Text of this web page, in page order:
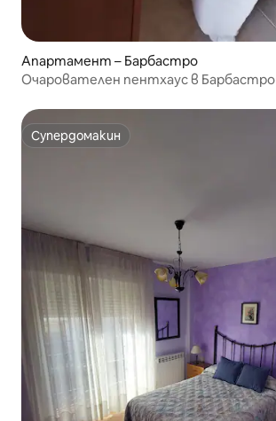
Апартамент – Барбастро
Очарователен пентхаус в Барбастро
Супердомакин
Супердомакин